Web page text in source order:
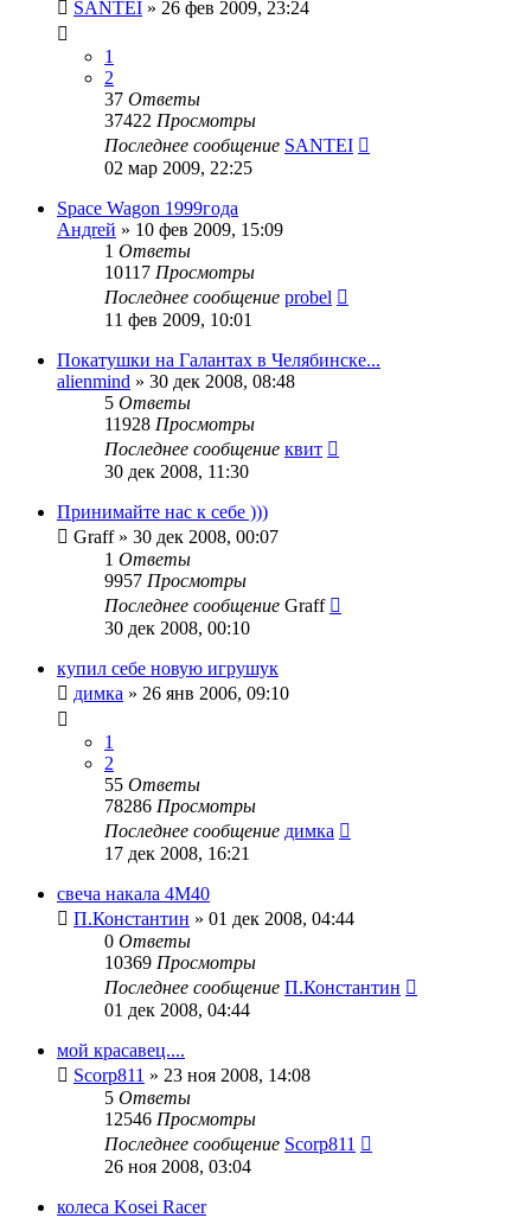
SANTEI » 26 фев 2009, 23:24
1
2
37 Ответы
37422 Просмотры
Последнее сообщение SANTEI
02 мар 2009, 22:25
Space Wagon 1999года
Андrей » 10 фев 2009, 15:09
1 Ответы
10117 Просмотры
Последнее сообщение probel
11 фев 2009, 10:01
Покатушки на Галантах в Челябинске...
alienmind » 30 дек 2008, 08:48
5 Ответы
11928 Просмотры
Последнее сообщение квит
30 дек 2008, 11:30
Принимайте нас к себе )))
Graff» 30 дек 2008, 00:07
1 Ответы
9957 Просмотры
Последнее сообщение Graff
30 дек 2008, 00:10
купил себе новую игрушук
димка » 26 янв 2006, 09:10
1
2
55 Ответы
78286 Просмотры
Последнее сообщение димка
17 дек 2008, 16:21
свеча накала 4M40
П.Константин » 01 дек 2008, 04:44
0 Ответы
10369 Просмотры
Последнее сообщение П.Константин
01 дек 2008, 04:44
мой красавец....
Scorp811 » 23 ноя 2008, 14:08
5 Ответы
12546 Просмотры
Последнее сообщение Scorp811
26 ноя 2008, 03:04
колеса Kosei Racer